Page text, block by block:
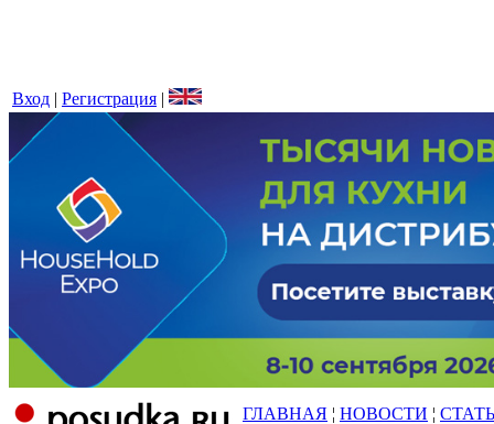
Вход | Регистрация |
ГЛАВНАЯ ¦ НОВОСТИ ¦